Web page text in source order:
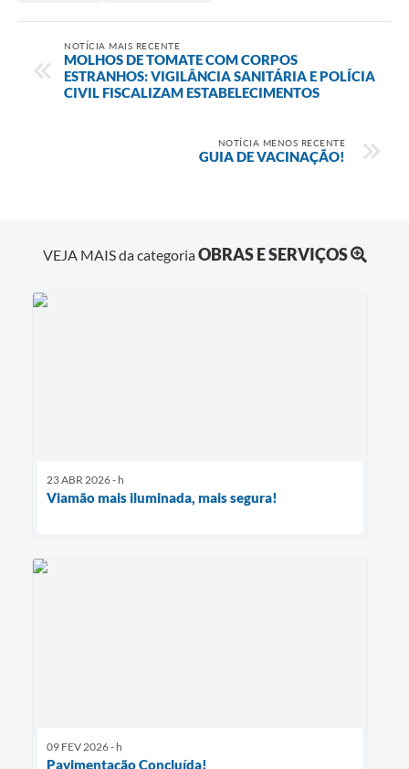
NOTÍCIA MAIS RECENTE
MOLHOS DE TOMATE COM CORPOS
ESTRANHOS: VIGILÂNCIA SANITÁRIA E POLÍCIA
CIVIL FISCALIZAM ESTABELECIMENTOS
NOTÍCIA MENOS RECENTE
GUIA DE VACINAÇÃO!
VEJA MAIS da categoriaOBRAS E SERVIÇOS
23 ABR 2026 - h
Viamão mais iluminada, mais segura!
09 FEV 2026 - h
Pavimentação Concluída!